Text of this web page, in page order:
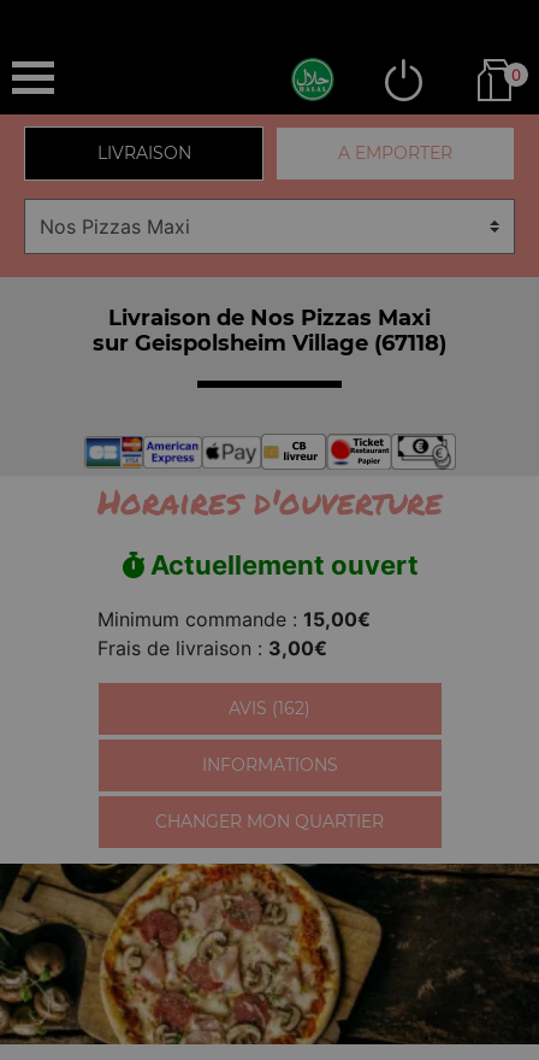
0
LIVRAISON A EMPORTER
Livraison de Nos Pizzas Maxi
sur Geispolsheim Village (67118)
Horaires d'ouverture
Actuellement ouvert
Minimum commande : 15,00€
Frais de livraison : 3,00€
AVIS (162)
INFORMATIONS
CHANGER MON QUARTIER